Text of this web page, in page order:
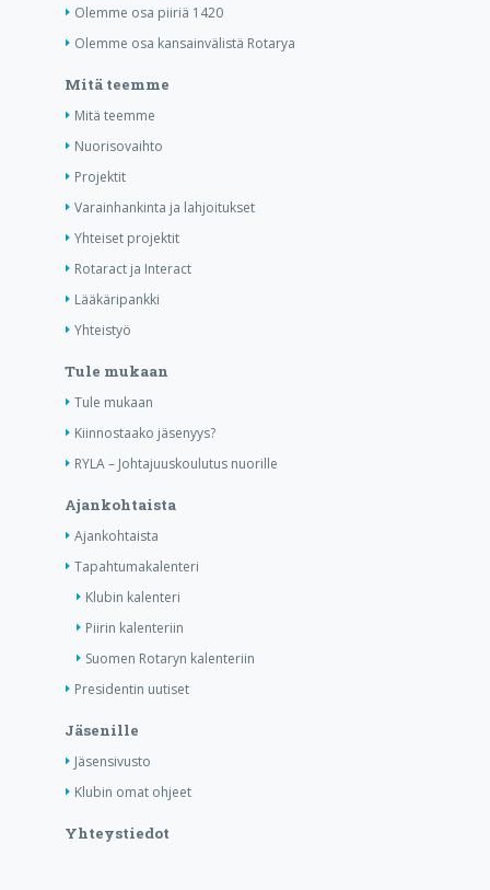
Olemme osa piiriä 1420
Olemme osa kansainvälistä Rotarya
Mitä teemme
Mitä teemme
Nuorisovaihto
Projektit
Varainhankinta ja lahjoitukset
Yhteiset projektit
Rotaract ja Interact
Lääkäripankki
Yhteistyö
Tule mukaan
Tule mukaan
Kiinnostaako jäsenyys?
RYLA – Johtajuuskoulutus nuorille
Ajankohtaista
Ajankohtaista
Tapahtumakalenteri
Klubin kalenteri
Piirin kalenteriin
Suomen Rotaryn kalenteriin
Presidentin uutiset
Jäsenille
Jäsensivusto
Klubin omat ohjeet
Yhteystiedot